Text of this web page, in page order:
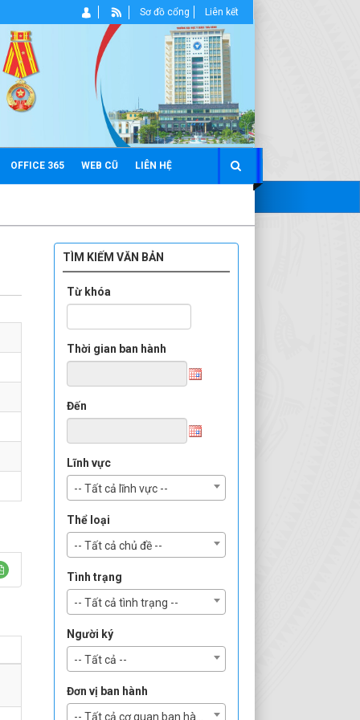
OFFICE 365 WEB CŨ LIÊN HỆ
Sơ đồ cổng Liên kết
TÌM KIẾM VĂN BẢN
Từ khóa
Thời gian ban hành
Đến
Lĩnh vực
-- Tất cả lĩnh vực --
Thể loại
-- Tất cả chủ đề --
Tình trạng
-- Tất cả tình trạng --
Người ký
-- Tất cả --
Đơn vị ban hành